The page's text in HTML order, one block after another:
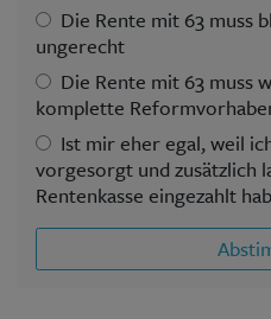
Die Rente mit 63 muss
ungerecht
Die Rente mit 63 muss
komplette
Ist mir eher egal, weil
vorgesorgt und zusätzlich
Rentenkasse eingezahlt